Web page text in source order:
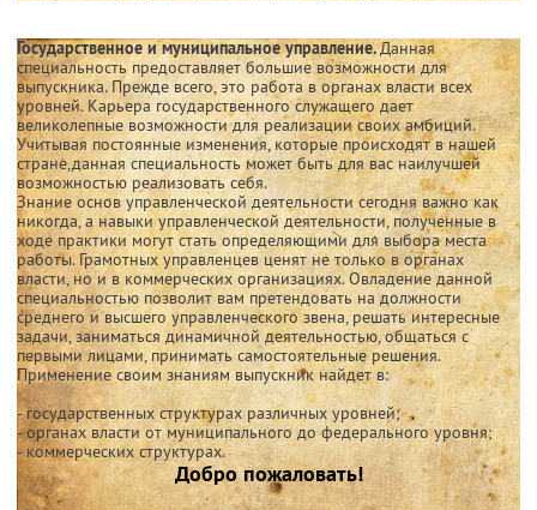
Государственное и муниципальное управление.Данная
специальность предоставляет большие возможности для
выпускника. Прежде всего, это работа в органах власти всех
уровней. Карьера государственного служащего дает
великолепные возможности для реализации своих амбиций.
Учитывая постоянные изменения, которые происходят в нашей
стране,данная специальность может быть для вас наилучшей
возможностью реализовать себя.
Знание основ управленческой деятельности сегодня важно как
никогда, а навыки управленческой деятельности, полученные в
ходе практики могут стать определяющими для выбора места
работы. Грамотных управленцев ценят не только в органах
власти, но и в коммерческих организациях. Овладение данной
специальностью позволит вам претендовать на должности
среднего и высшего управленческого звена, решать интересные
задачи, заниматься динамичной деятельностью, общаться с
первыми лицами, принимать самостоятельные решения.
Применение своим знаниям выпускник найдет в:
- государственных структурах различных уровней;
- органах власти от муниципального до федерального уровня;
- коммерческих структурах.
Добро пожаловать!